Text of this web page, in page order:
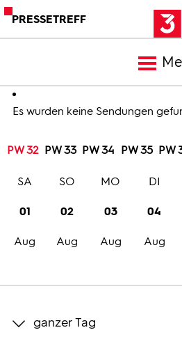
PRESSETREFF
Trailer
Es wurden keine Sendungen
PW 32 PW 33 PW 34 PW 35 PW
01
Aug
SA
02
Aug
SO
03
Aug
MO
04
Aug
DI
ganzer Tag